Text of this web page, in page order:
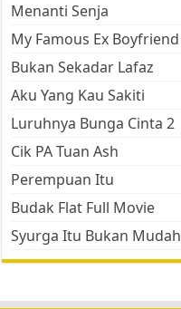
Menanti Senja
My Famous Ex Boyfriend
Bukan Sekadar Lafaz
Aku Yang Kau Sakiti
Luruhnya Bunga Cinta 2
Cik PA Tuan Ash
Perempuan Itu
Budak Flat Full Movie
Syurga Itu Bukan Mudah